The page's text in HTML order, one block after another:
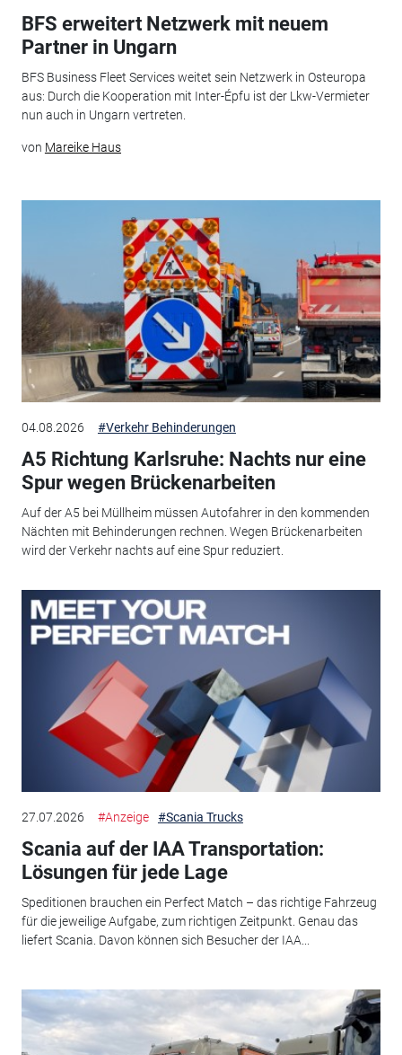
BFS erweitert Netzwerk mit neuem
Partner in Ungarn
BFS Business Fleet Services weitet sein Netzwerk in Osteuropa
aus: Durch die Kooperation mit Inter-Épfu ist der Lkw-Vermieter
nun auch in Ungarn vertreten.
von Mareike Haus
04.08.2026 #Verkehr Behinderungen
A5 Richtung Karlsruhe: Nachts nur eine
Spur wegen Brückenarbeiten
Auf der A5 bei Müllheim müssen Autofahrer in den kommenden
Nächten mit Behinderungen rechnen. Wegen Brückenarbeiten
wird der Verkehr nachts auf eine Spur reduziert.
27.07.2026 #Anzeige #Scania Trucks
Scania auf der IAA Transportation:
Lösungen für jede Lage
Speditionen brauchen ein Perfect Match – das richtige Fahrzeug
für die jeweilige Aufgabe, zum richtigen Zeitpunkt. Genau das
liefert Scania. Davon können sich Besucher der IAA...